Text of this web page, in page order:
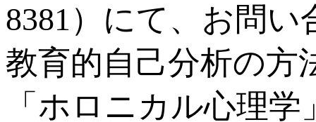
8381）にて、お問
教育的自己分析の方
「ホロニカル心理